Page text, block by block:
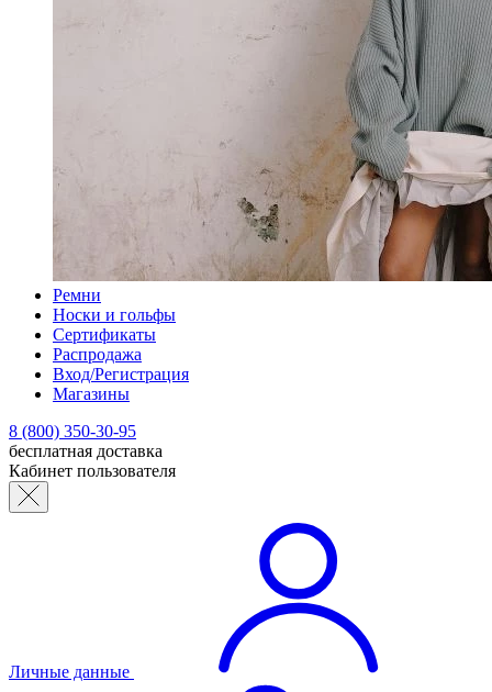
Ремни
Носки и гольфы
Сертификаты
Распродажа
Вход/Регистрация
Магазины
8 (800) 350-30-95
бесплатная доставка
Кабинет пользователя
Личные данные